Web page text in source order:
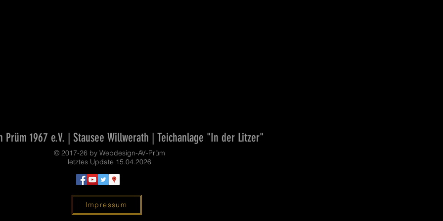
Prüm 1967 e.V. | Stausee Willwerath | Teichanlage "In der Litzer"
© 2017-26 by Webdesign-AV-Prüm
letztes Update 15.04.2026
Impressum